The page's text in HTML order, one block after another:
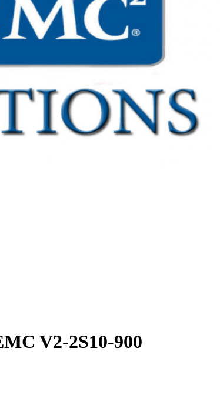
V2-2S10-900